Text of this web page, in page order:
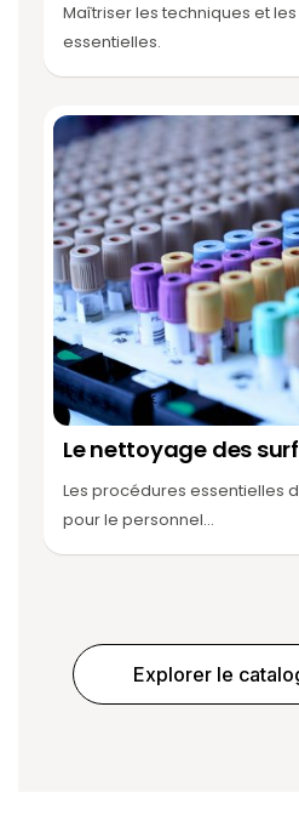
Maîtriser les techniques et
essentielles.
Le nettoyage des
Les procédures essentielles
pour le personnel...
Explorer le